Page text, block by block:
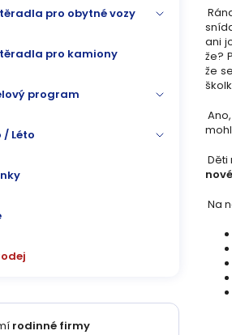
pro obytné vozy
pro kamiony
program
/ Léto
rodinné firmy
ani
že?
že
Děti
Na